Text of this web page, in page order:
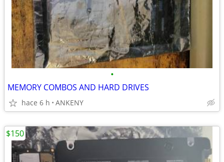
•
MEMORY COMBOS AND HARD DRIVES
hace 6 h ANKENY
$150